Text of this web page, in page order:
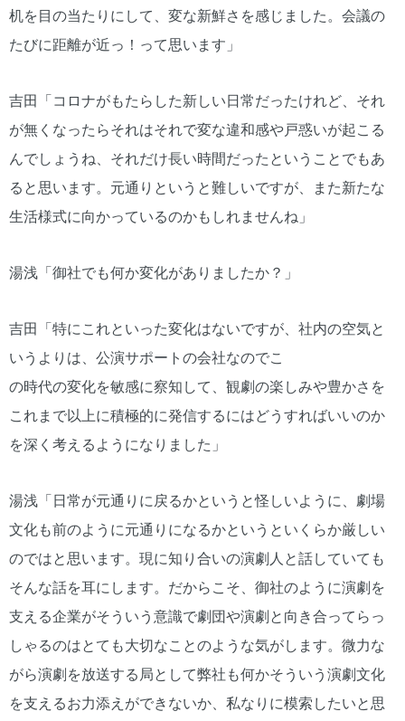
机を目の当たりにして、変な新鮮さを感じました。会議の
たびに距離が近っ！って思います」
吉田「コロナがもたらした新しい日常だったけれど、それ
が無くなったらそれはそれで変な違和感や戸惑いが起こる
んでしょうね、それだけ長い時間だったということでもあ
ると思います。元通りというと難しいですが、また新たな
生活様式に向かっているのかもしれませんね」
湯浅「御社でも何か変化がありましたか？」
吉田「特にこれといった変化はないですが、社内の空気と
いうよりは、公演サポートの会社なのでこ
の時代の変化を敏感に察知して、観劇の楽しみや豊かさを
これまで以上に積極的に発信するにはどうすればいいのか
を深く考えるようになりました」
湯浅「日常が元通りに戻るかというと怪しいように、劇場
文化も前のように元通りになるかというといくらか厳しい
のではと思います。現に知り合いの演劇人と話していても
そんな話を耳にします。だからこそ、御社のように演劇を
支える企業がそういう意識で劇団や演劇と向き合ってらっ
しゃるのはとても大切なことのような気がします。微力な
がら演劇を放送する局として弊社も何かそういう演劇文化
を支えるお力添えができないか、私なりに模索したいと思